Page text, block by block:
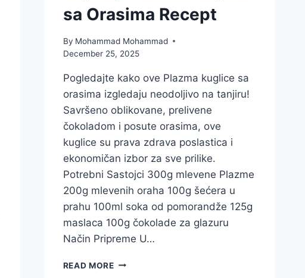
sa Orasima Recept
By Mohammad Mohammad
December 25, 2025
Pogledajte kako ove Plazma kuglice sa
orasima izgledaju neodoljivo na tanjiru!
Savršeno oblikovane, prelivene
čokoladom i posute orasima, ove
kuglice su prava zdrava poslastica i
ekonomičan izbor za sve prilike.
Potrebni Sastojci 300g mlevene Plazme
200g mlevenih oraha 100g šećera u
prahu 100ml soka od pomorandže 125g
maslaca 100g čokolade za glazuru
Način Pripreme U…
READ MORENAJBOLJI